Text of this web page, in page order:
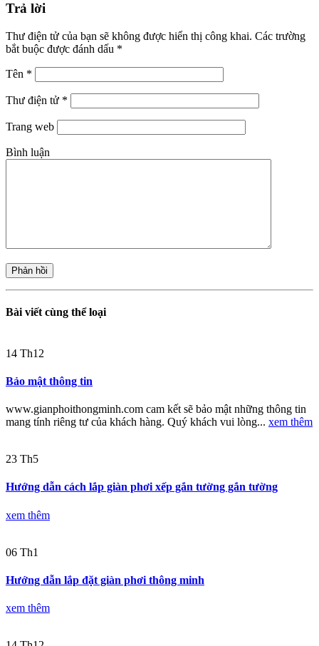
Trả lời
Thư điện tử của bạn sẽ không được hiển thị công khai. Các trường
bắt buộc được đánh dấu *
Tên *
Thư điện tử *
Trang web
Bình luận
Bài viết cùng thể loại
14 Th12
Bảo mật thông tin
www.gianphoithongminh.com cam kết sẽ bảo mật những thông tin
mang tính riêng tư của khách hàng. Quý khách vui lòng... xem thêm
23 Th5
Hướng dẫn cách lắp giàn phơi xếp gắn tường gắn tường
xem thêm
06 Th1
Hướng dẫn lắp đặt giàn phơi thông minh
xem thêm